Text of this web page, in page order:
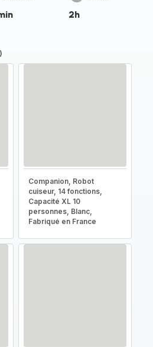
2h
Companion, Robot
cuiseur, 14 fonctions,
Capacité XL 10
personnes, Blanc,
Fabriqué en France